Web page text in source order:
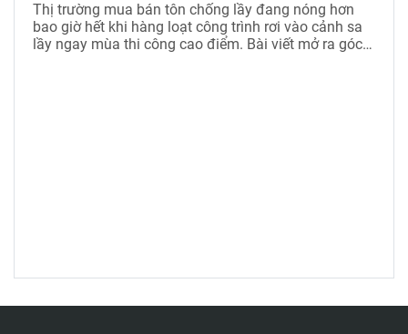
Thị trường mua bán tôn chống lầy đang nóng hơn
bao giờ hết khi hàng loạt công trình rơi vào cảnh sa
lầy ngay mùa thi công cao điểm. Bài viết mở ra góc